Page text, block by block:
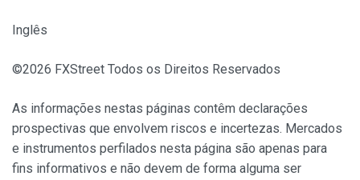
Inglês
©2026 FXStreet Todos os Direitos Reservados
As informações nestas páginas contêm declarações
prospectivas que envolvem riscos e incertezas. Mercados
e instrumentos perfilados nesta página são apenas para
fins informativos e não devem de forma alguma ser